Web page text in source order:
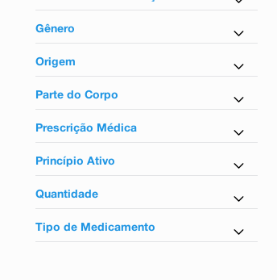
Uso oral
Gênero
Unissex
Origem
Nacional
Parte do Corpo
Para o sistema circulatório
Prescrição Médica
Sim
Princípio Ativo
Nifedipino
Quantidade
30 Cápsulas
30 Comprimidos
Tipo de Medicamento